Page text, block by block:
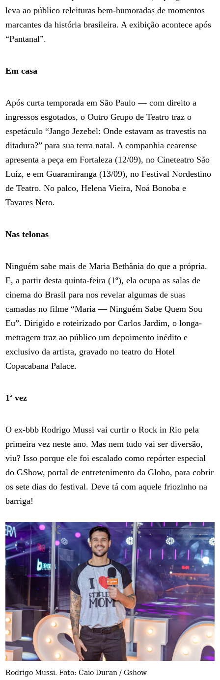
leva ao público releituras bem-humoradas de momentos
marcantes da história brasileira. A exibição acontece após
“Pantanal”.
Em casa
Após curta temporada em São Paulo — com direito a
ingressos esgotados, o Outro Grupo de Teatro traz o
espetáculo “Jango Jezebel: Onde estavam as travestis na
ditadura?” para sua terra natal. A companhia cearense
apresenta a peça em Fortaleza (12/09), no Cineteatro São
Luiz, e em Guaramiranga (13/09), no Festival Nordestino
de Teatro. No palco, Helena Vieira, Noá Bonoba e
Tavares Neto.
Nas telonas
Ninguém sabe mais de Maria Bethânia do que a própria.
E, a partir desta quinta-feira (1º), ela ocupa as salas de
cinema do Brasil para nos revelar algumas de suas
camadas no filme “Maria — Ninguém Sabe Quem Sou
Eu”. Dirigido e roteirizado por Carlos Jardim, o longa-
metragem traz ao público um depoimento inédito e
exclusivo da artista, gravado no teatro do Hotel
Copacabana Palace.
1ª vez
O ex-bbb Rodrigo Mussi vai curtir o Rock in Rio pela
primeira vez neste ano. Mas nem tudo vai ser diversão,
viu? Isso porque ele foi escalado como repórter especial
do GShow, portal de entretenimento da Globo, para cobrir
os sete dias do festival. Deve tá com aquele friozinho na
barriga!
Rodrigo Mussi. Foto: Caio Duran / Gshow